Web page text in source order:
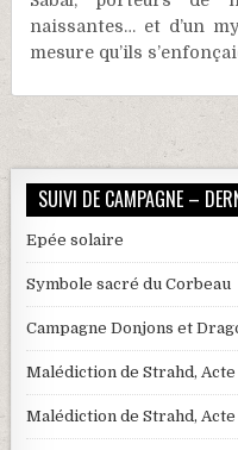
naissantes… et d’un
mesure qu’ils
SUIVI DE CAMPAGNE –
Epée solaire
Symbole sacré du Corbeau
Campagne Donjons et
Malédiction de Strahd, Acte
Malédiction de Strahd, Acte